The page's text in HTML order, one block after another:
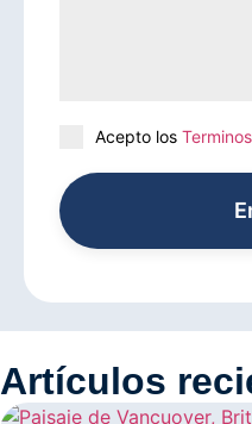
Acepto los
Artículos